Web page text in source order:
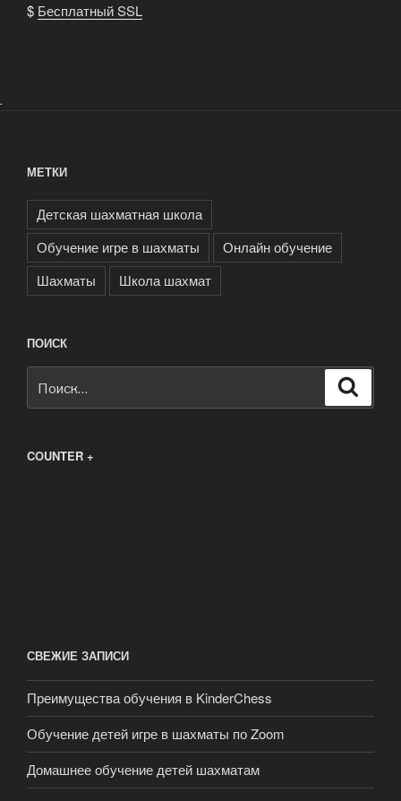
$ Бесплатный SSL
.
МЕТКИ
Детская шахматная школа
Обучение игре в шахматы
Онлайн обучение
Шахматы
Школа шахмат
ПОИСК
COUNTER +
СВЕЖИЕ ЗАПИСИ
Преимущества обучения в KinderChess
Обучение детей игре в шахматы по Zoom
Домашнее обучение детей шахматам